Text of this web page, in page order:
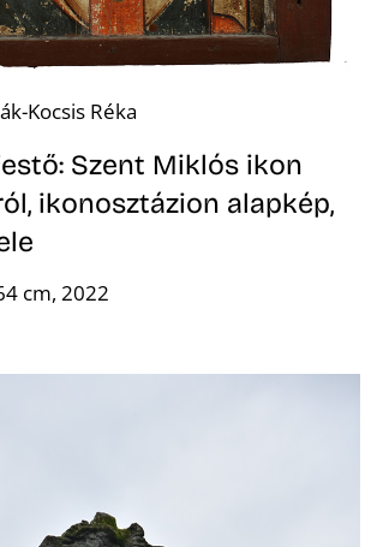
Kocsis Réka
Szent Miklós ikon
ikonosztázion alapkép,
cm, 2022